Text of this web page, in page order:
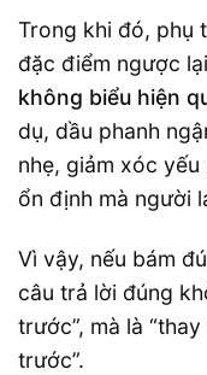
Trong khi đó, phụ
đặc điểm ngược
không biểu hiện
dụ, dầu phanh
nhẹ, giảm xóc
ổn định mà người
Vì vậy, nếu bám
câu trả lời đúng
trước”, mà là
trước”.